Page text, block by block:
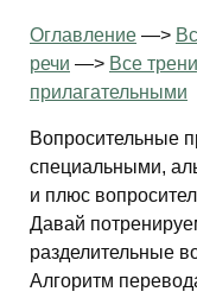
Оглавление —>
речи —> Все
прилагательными
Вопросительные
специальными,
и плюс
Давай
разделительные
Алгоритм